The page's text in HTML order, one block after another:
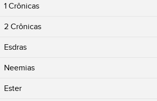
1 Crônicas
2 Crônicas
Esdras
Neemias
Ester